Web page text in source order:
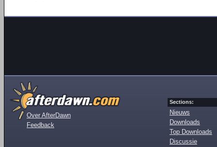
Over AfterDawn
Feedback
Sections:
Nieuws
Downloads
Top Downloads
Discussie